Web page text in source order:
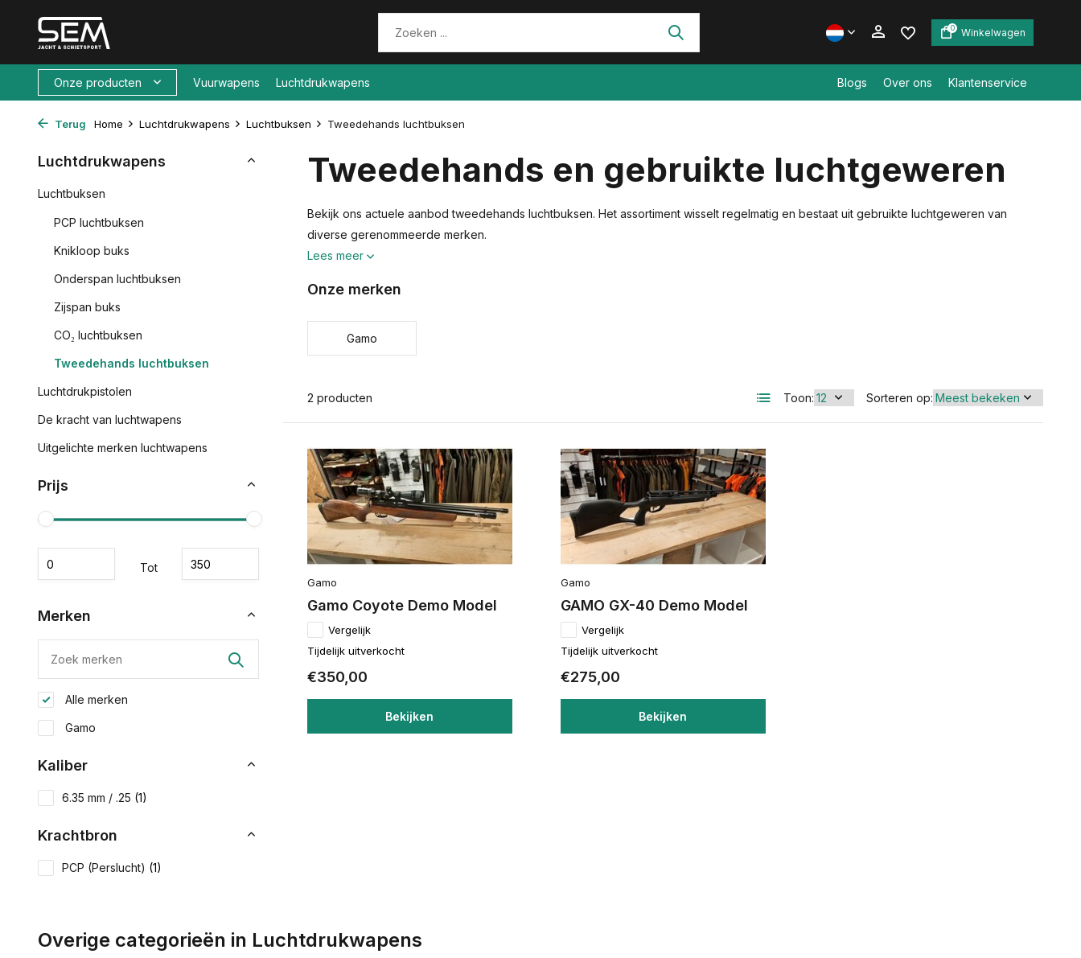
Account aanmaken
0 Winkelwagen
Onze producten Vuurwapens Luchtdrukwapens Blogs Over ons Klantenservice
Terug Home Luchtdrukwapens Luchtbuksen Tweedehands luchtbuksen
Luchtdrukwapens
Luchtbuksen
PCP luchtbuksen
Knikloop buks
Onderspan luchtbuksen
Zijspan buks
CO₂ luchtbuksen
Tweedehands luchtbuksen
Luchtdrukpistolen
De kracht van luchtwapens
Uitgelichte merken luchtwapens
Prijs
Tot
Merken
Alle merken
Gamo
Kaliber
6.35 mm / .25 (1)
Krachtbron
PCP (Perslucht) (1)
Tweedehands en gebruikte luchtgeweren
Bekijk ons actuele aanbod tweedehands luchtbuksen. Het assortiment wisselt regelmatig en bestaat uit gebruikte luchtgeweren van
diverse gerenommeerde merken.
Lees meer
Onze merken
Gamo
2 producten Toon: Sorteren op:
Gamo
Gamo Coyote Demo Model
Vergelijk
Tijdelijk uitverkocht
€350,00
Bekijken
Gamo
GAMO GX-40 Demo Model
Vergelijk
Tijdelijk uitverkocht
€275,00
Bekijken
Overige categorieën in Luchtdrukwapens